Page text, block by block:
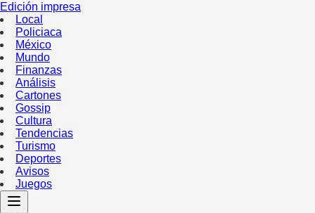
Edición impresa
Local
Policiaca
México
Mundo
Finanzas
Análisis
Cartones
Gossip
Cultura
Tendencias
Turismo
Deportes
Avisos
Juegos